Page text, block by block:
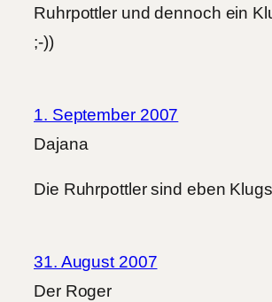
Ruhrpottler und dennoch ein
;-))
1. September 2007
Dajana
Die Ruhrpottler sind eben
31. August 2007
Der Roger